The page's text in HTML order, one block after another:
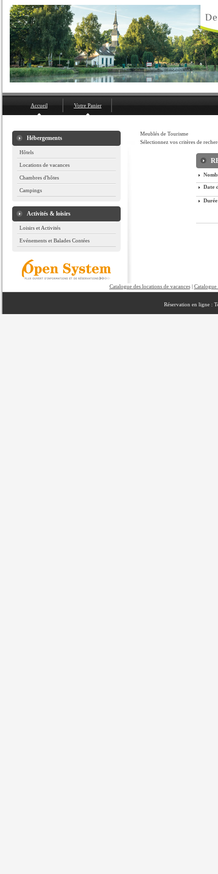
Accueil Votre Panier
Hébergements
Hôtels
Locations de vacances
Chambres d'hôtes
Campings
Activités & loisirs
Loisirs et Activités
Evénements et Balades Contées
Meublés de Tourisme
Sélectionnez vos critères de
Date
Durée
Catalogue des locations de vacances| Catalogue
Réservation en ligne :